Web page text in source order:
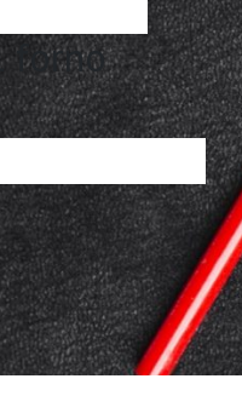
forno